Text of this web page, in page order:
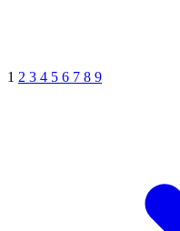
1 2 3 4 5 6 7 8 9